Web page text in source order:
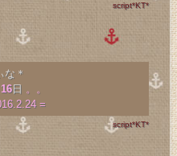
script*KT*
な＊
16日 。。
=
script*KT*